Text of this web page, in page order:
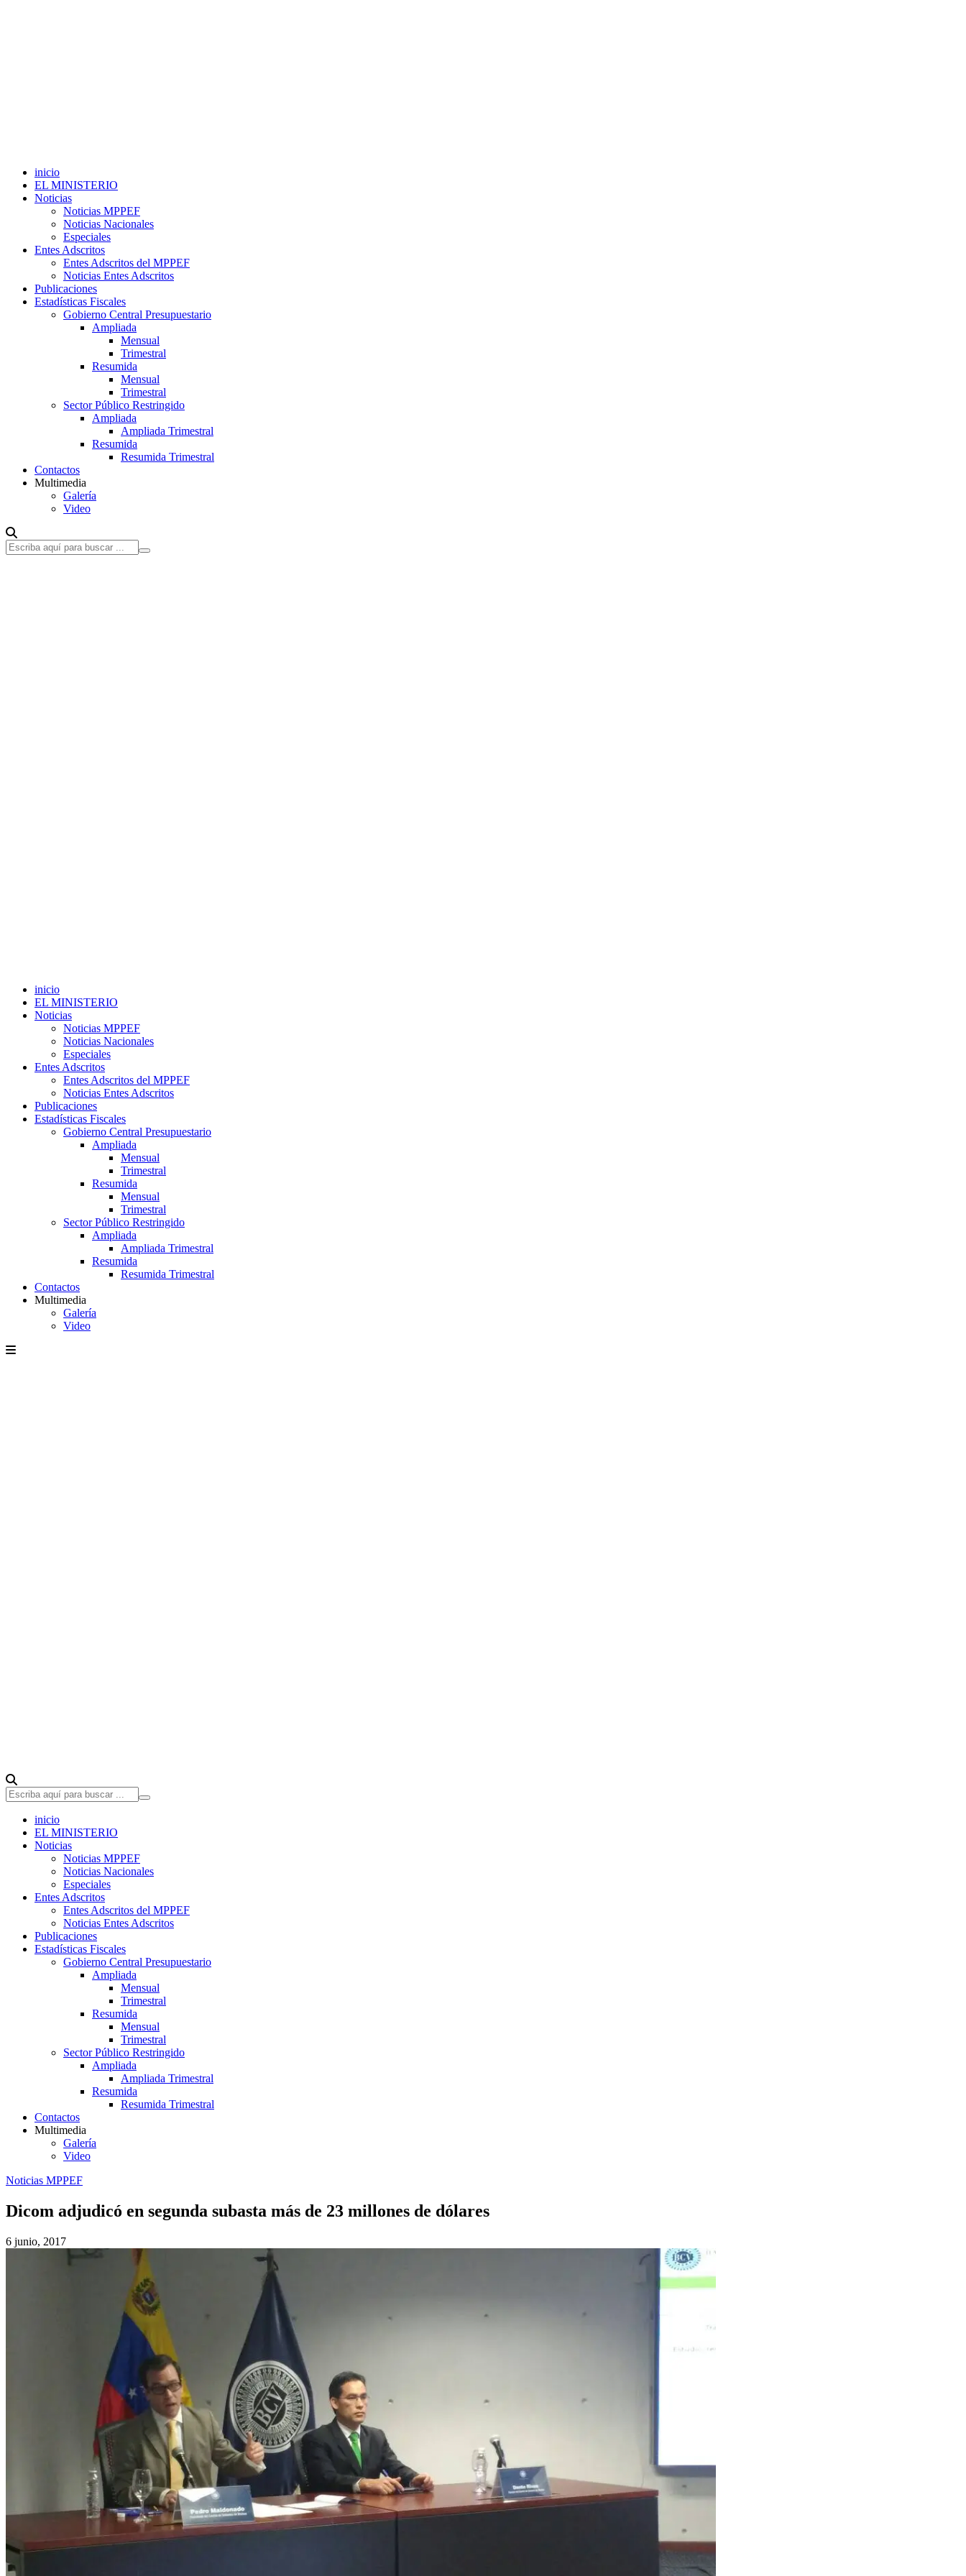
inicio
EL MINISTERIO
Noticias
Noticias MPPEF
Noticias Nacionales
Especiales
Entes Adscritos
Entes Adscritos del MPPEF
Noticias Entes Adscritos
Publicaciones
Estadísticas Fiscales
Gobierno Central Presupuestario
Ampliada
Mensual
Trimestral
Resumida
Mensual
Trimestral
Sector Público Restringido
Ampliada
Ampliada Trimestral
Resumida
Resumida Trimestral
Contactos
Multimedia
Galería
Video
inicio
EL MINISTERIO
Noticias
Noticias MPPEF
Noticias Nacionales
Especiales
Entes Adscritos
Entes Adscritos del MPPEF
Noticias Entes Adscritos
Publicaciones
Estadísticas Fiscales
Gobierno Central Presupuestario
Ampliada
Mensual
Trimestral
Resumida
Mensual
Trimestral
Sector Público Restringido
Ampliada
Ampliada Trimestral
Resumida
Resumida Trimestral
Contactos
Multimedia
Galería
Video
inicio
EL MINISTERIO
Noticias
Noticias MPPEF
Noticias Nacionales
Especiales
Entes Adscritos
Entes Adscritos del MPPEF
Noticias Entes Adscritos
Publicaciones
Estadísticas Fiscales
Gobierno Central Presupuestario
Ampliada
Mensual
Trimestral
Resumida
Mensual
Trimestral
Sector Público Restringido
Ampliada
Ampliada Trimestral
Resumida
Resumida Trimestral
Contactos
Multimedia
Galería
Video
Noticias MPPEF
Dicom adjudicó en segunda subasta más de 23 millones de dólares
6 junio, 2017